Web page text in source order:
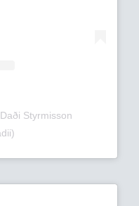
Styrmisson